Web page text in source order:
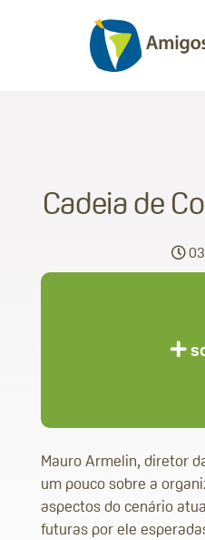
Cadeia de
Mauro Armelin, diretor
um pouco sobre a
aspectos do cenário
futuras por ele